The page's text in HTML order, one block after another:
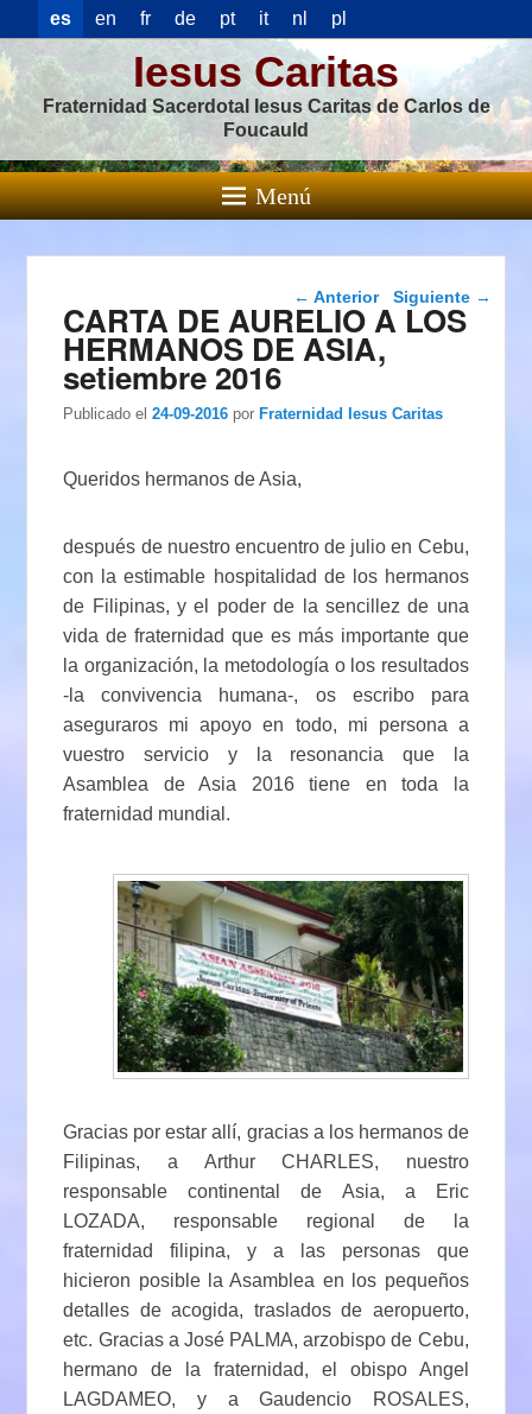
es en fr de pt it nl pl
Iesus Caritas
Fraternidad Sacerdotal Iesus Caritas de Carlos de
Foucauld
Menú
Navegación de
entradas
← Anterior Siguiente →
CARTA DE AURELIO A LOS
HERMANOS DE ASIA,
setiembre 2016
Publicado el 24-09-2016 porFraternidad Iesus Caritas
Queridos hermanos de Asia,
después de nuestro encuentro de julio en Cebu,
con la estimable hospitalidad de los hermanos
de Filipinas, y el poder de la sencillez de una
vida de fraternidad que es más importante que
la organización, la metodología o los resultados
-la convivencia humana-, os escribo para
aseguraros mi apoyo en todo, mi persona a
vuestro servicio y la resonancia que la
Asamblea de Asia 2016 tiene en toda la
fraternidad mundial.
Gracias por estar allí, gracias a los hermanos de
Filipinas, a Arthur CHARLES, nuestro
responsable continental de Asia, a Eric
LOZADA, responsable regional de la
fraternidad filipina, y a las personas que
hicieron posible la Asamblea en los pequeños
detalles de acogida, traslados de aeropuerto,
etc. Gracias a José PALMA, arzobispo de Cebu,
hermano de la fraternidad, el obispo Angel
LAGDAMEO, y a Gaudencio ROSALES,